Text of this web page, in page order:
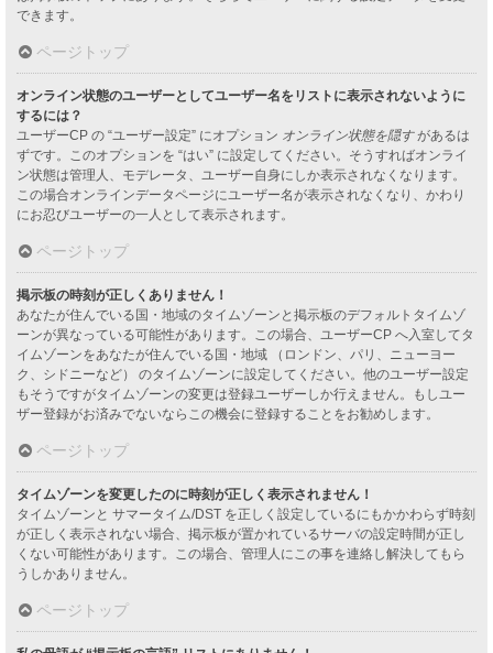
できます。
ページトップ
オンライン状態のユーザーとしてユーザー名をリストに表示されないように
するには？
ユーザーCP の “ユーザー設定” にオプション オンライン状態を隠すがあるは
ずです。このオプションを “はい” に設定してください。そうすればオンライ
ン状態は管理人、モデレータ、ユーザー自身にしか表示されなくなります。
この場合オンラインデータページにユーザー名が表示されなくなり、かわり
にお忍びユーザーの一人として表示されます。
ページトップ
掲示板の時刻が正しくありません！
あなたが住んでいる国・地域のタイムゾーンと掲示板のデフォルトタイムゾ
ーンが異なっている可能性があります。この場合、ユーザーCP へ入室してタ
イムゾーンをあなたが住んでいる国・地域 （ロンドン、パリ、ニューヨー
ク、シドニーなど） のタイムゾーンに設定してください。他のユーザー設定
もそうですがタイムゾーンの変更は登録ユーザーしか行えません。もしユー
ザー登録がお済みでないならこの機会に登録することをお勧めします。
ページトップ
タイムゾーンを変更したのに時刻が正しく表示されません！
タイムゾーンと サマータイム/DST を正しく設定しているにもかかわらず時刻
が正しく表示されない場合、掲示板が置かれているサーバの設定時間が正し
くない可能性があります。この場合、管理人にこの事を連絡し解決してもら
うしかありません。
ページトップ